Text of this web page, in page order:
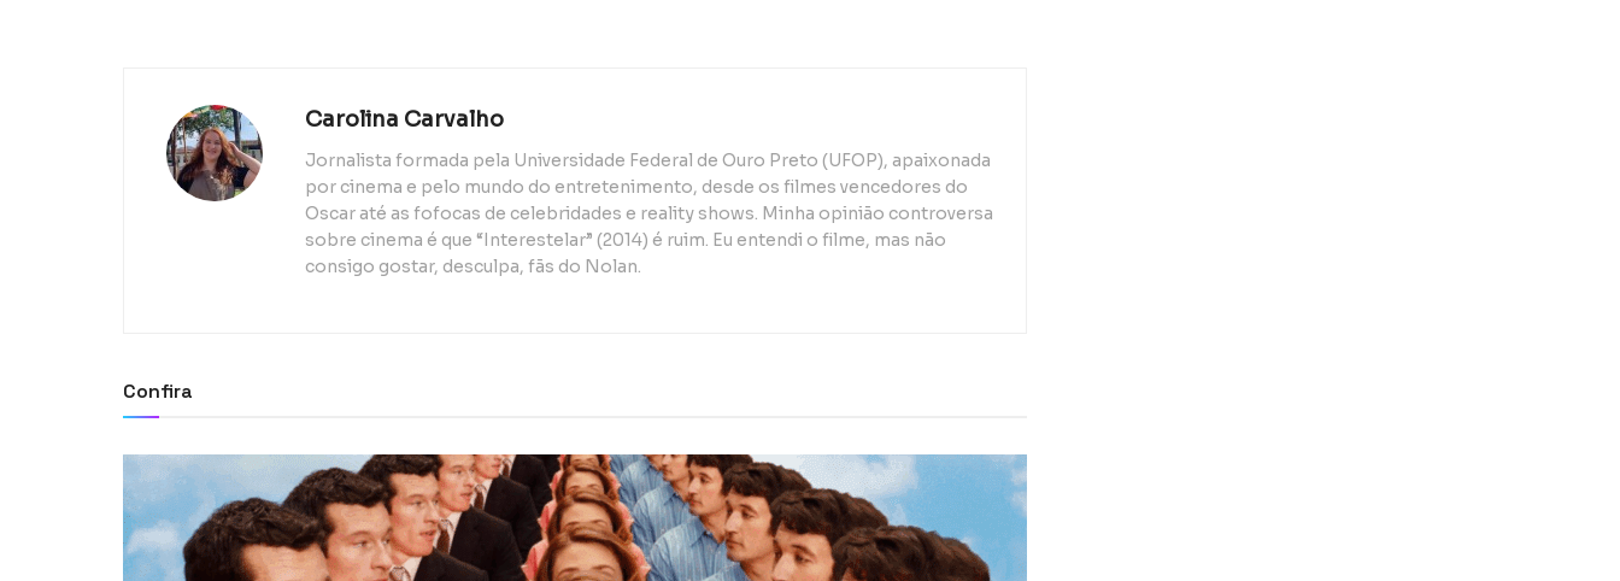
Carolina Carvalho
Jornalista formada pela Universidade Federal de Ouro Preto (UFOP), apaixonada
por cinema e pelo mundo do entretenimento, desde os filmes vencedores do
Oscar até as fofocas de celebridades e reality shows. Minha opinião controversa
sobre cinema é que “Interestelar” (2014) é ruim. Eu entendi o filme, mas não
consigo gostar, desculpa, fãs do Nolan.
Confira